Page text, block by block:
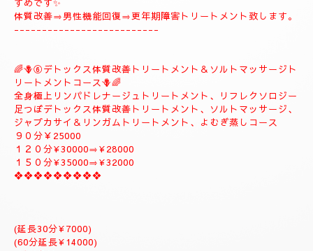
🪻🌺⑤❖♡ナチュラルトリートメントコース❖♡🌺🪻
ント致します、体質改善足つぼリフレクソロジーデトックストリ
ートメント疲労回復トリートメントアロマトリートメント致しま
す。
９０分￥20000
１２０分¥25000⇒おすすめ致します。
１５０分¥28000⇒よむぎ蒸しサービス致します。
１８０分￥34000⇒ラグジュアリーにゆっくりトリートメント致
します。
是非おすすめ致します全て入って居るコースになりますのでおす